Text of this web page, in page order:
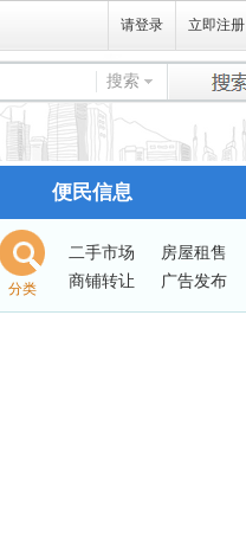
请登录 立即注册
搜索
便民信息
分类
二手市场
房屋租售
商铺转让
广告发布